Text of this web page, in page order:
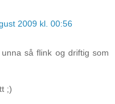
2009 kl. 00:56
så flink og driftig som
;)